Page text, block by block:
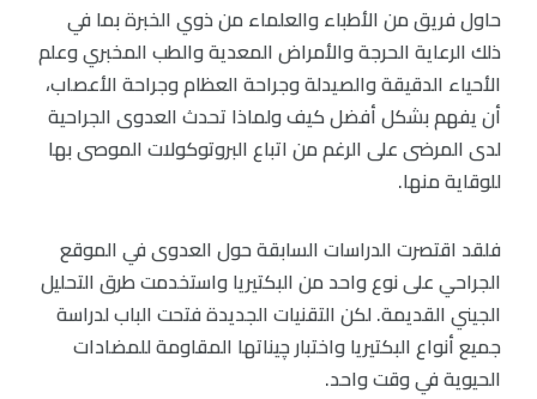
حاول فريق من الأطباء والعلماء من ذوي الخبرة بما في
ذلك الرعاية الحرجة والأمراض المعدية والطب المخبري وعلم
الأحياء الدقيقة والصيدلة وجراحة العظام وجراحة الأعصاب،
أن يفهم بشكل أفضل كيف ولماذا تحدث العدوى الجراحية
لدى المرضى على الرغم من اتباع البروتوكولات الموصى بها
للوقاية منها.
فلقد اقتصرت الدراسات السابقة حول العدوى في الموقع
الجراحي على نوع واحد من البكتيريا واستخدمت طرق التحليل
الجيني القديمة. لكن التقنيات الجديدة فتحت الباب لدراسة
جميع أنواع البكتيريا واختبار چيناتها المقاومة للمضادات
الحيوية في وقت واحد.